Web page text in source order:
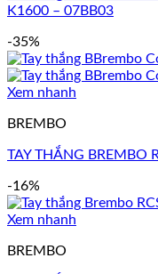
K1600 – 07BB03
-35%
Xem nhanh
BREMBO
TAY THẮNG BREMBO
-16%
Xem nhanh
BREMBO